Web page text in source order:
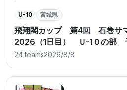
U-10 宮城県
飛翔閣カップ 第4回 石巻サ
2026（1日目） Ｕ-1０の部
24 teams2026/8/8